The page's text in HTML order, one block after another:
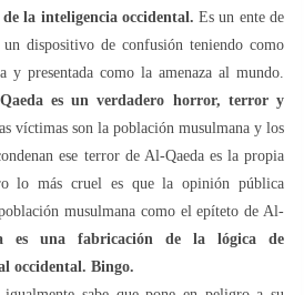
la inteligencia occidental. Es un ente de
dispositivo de confusión teniendo como
y presentada como la amenaza al mundo.
es un verdadero horror, terror y
víctimas son la población musulmana y los
ese terror de Al-Qaeda es la propia
lo más cruel es que la opinión pública
musulmana como el epíteto de Al-
es una fabricación de la lógica de
occidental. Bingo.